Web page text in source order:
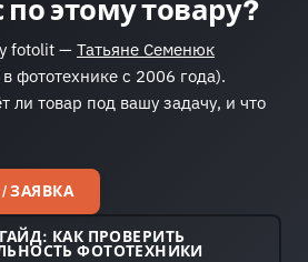
по этому товару?
fotolit — Татьяне Семенюк
фототехнике с 2006 года).
ли товар под вашу задачу, и что
ЗАЯВКА
КАК ПРОВЕРИТЬ
ФОТОТЕХНИКИ